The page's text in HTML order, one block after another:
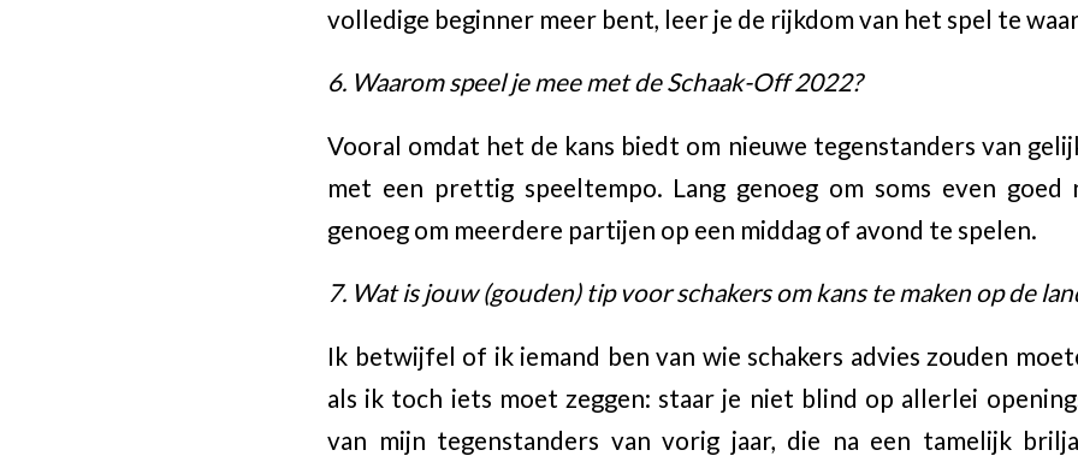
volledige beginner meer bent, leer je de rijkdom van het spel te
6. Waarom speel je mee met de Schaak-Off 2022?
Vooral omdat het de kans biedt om nieuwe tegenstanders van
met een prettig speeltempo. Lang genoeg om soms even
genoeg om meerdere partijen op een middag of avond te spelen.
7. Wat is jouw (gouden) tip voor schakers om kans te maken op de
Ik betwijfel of ik iemand ben van wie schakers advies zouden
als ik toch iets moet zeggen: staar je niet blind op allerlei
van mijn tegenstanders van vorig jaar, die na een tamelijk